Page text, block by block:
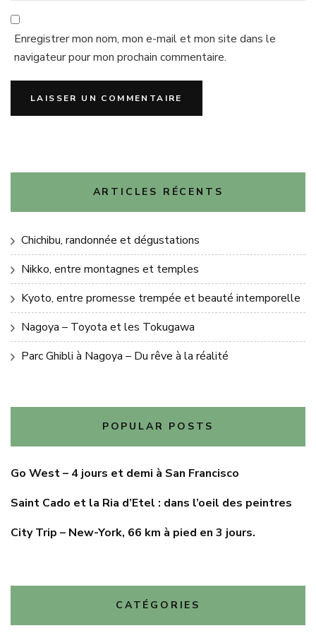
Enregistrer mon nom, mon e-mail et mon site dans le
navigateur pour mon prochain commentaire.
ARTICLES RÉCENTS
Chichibu, randonnée et dégustations
Nikko, entre montagnes et temples
Kyoto, entre promesse trempée et beauté intemporelle
Nagoya – Toyota et les Tokugawa
Parc Ghibli à Nagoya – Du rêve à la réalité
POPULAR POSTS
Go West – 4 jours et demi à San Francisco
Saint Cado et la Ria d’Etel : dans l’oeil des peintres
City Trip – New-York, 66 km à pied en 3 jours.
CATÉGORIES